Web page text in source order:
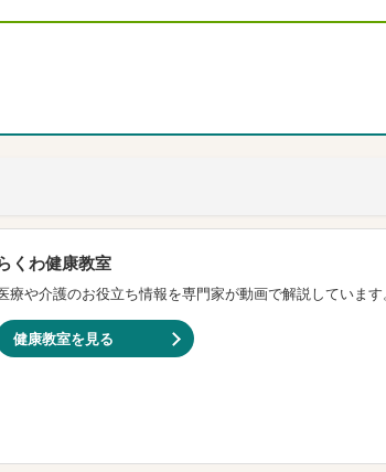
くわ健康教室
療や介護のお役立ち情報を専門家が動画で解説しています
健康教室を見る